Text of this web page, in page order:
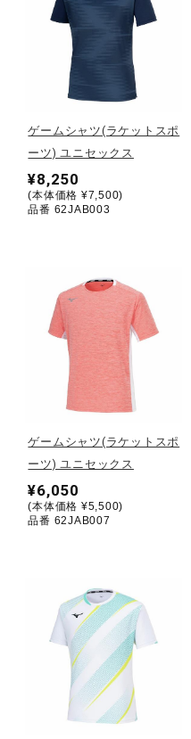
トレーニング
ゴルフ
バレーボール
テニス／ソフトテ
バドミントン
ソフトボール
柔道
ゲームシャツ(ラケットスポ
ーツ) ユニセックス
¥8,250
(本体価格 ¥7,500)
品番 62JAB003
ゲームシャツ(ラケットスポ
ーツ) ユニセックス
¥6,050
(本体価格 ¥5,500)
品番 62JAB007